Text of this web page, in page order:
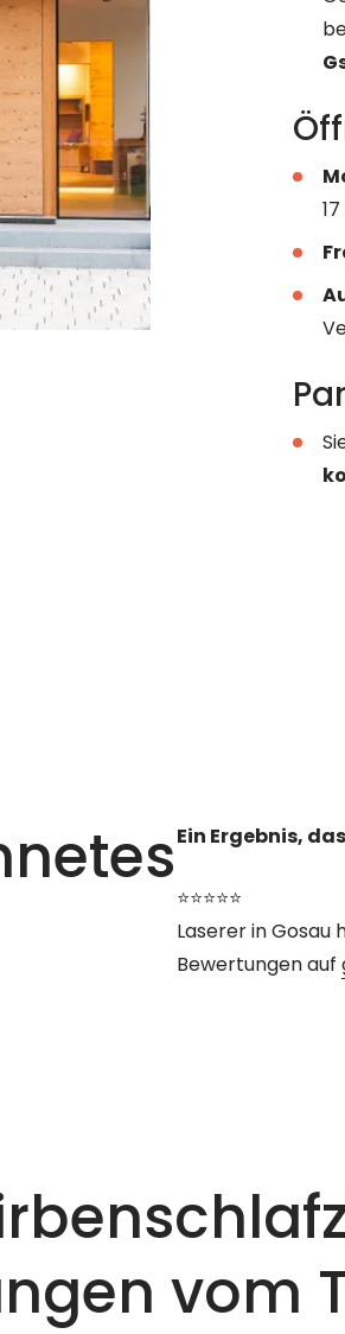
Ein Ergebnis,
⭐⭐⭐⭐⭐
Laserer in Gosau
Bewertungen auf
vom